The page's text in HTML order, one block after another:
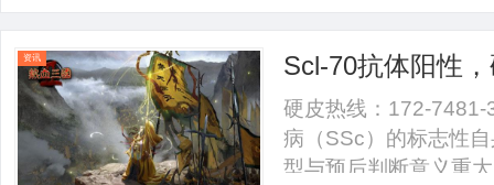
资讯 Scl-70抗体阳性
硬皮热线：172-
病（SSc）的标志性
型与预后判断意义重